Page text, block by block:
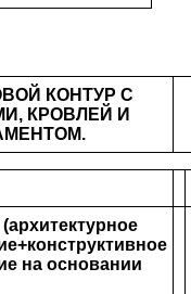
КОНТУР С
КРОВЛЕЙ И
на основании